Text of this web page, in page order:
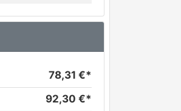
78,31 €*
92,30 €*